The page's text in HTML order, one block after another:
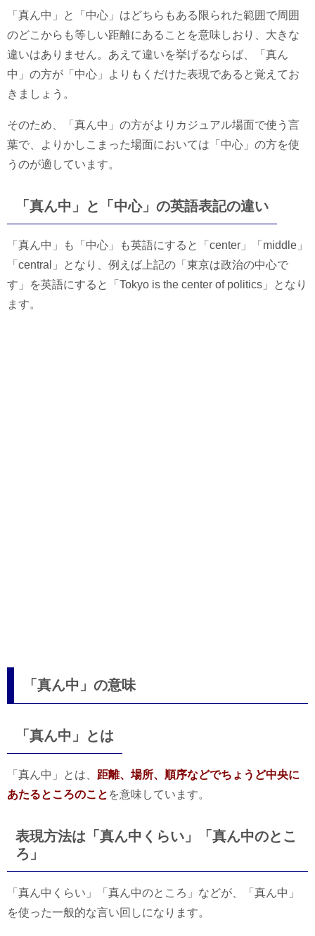
「真ん中」と「中心」はどちらもある限られた範囲で周囲
のどこからも等しい距離にあることを意味しおり、大きな
違いはありません。あえて違いを挙げるならば、「真ん
中」の方が「中心」よりもくだけた表現であると覚えてお
きましょう。
そのため、「真ん中」の方がよりカジュアル場面で使う言
葉で、よりかしこまった場面においては「中心」の方を使
うのが適しています。
「真ん中」と「中心」の英語表記の違い
「真ん中」も「中心」も英語にすると「center」「middle」
「central」となり、例えば上記の「東京は政治の中心で
す」を英語にすると「Tokyo is the center of politics」となり
ます。
「真ん中」の意味
「真ん中」とは
「真ん中」とは、 距離、場所、順序などでちょうど中央に
あたるところのこと を意味しています。
表現方法は「真ん中くらい」「真ん中のとこ
ろ」
「真ん中くらい」「真ん中のところ」などが、「真ん中」
を使った一般的な言い回しになります。